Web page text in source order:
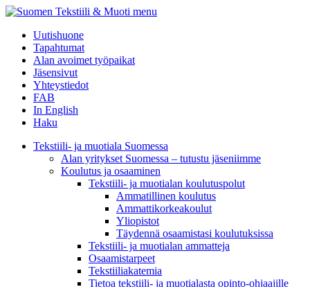
menu
Uutishuone
Tapahtumat
Alan avoimet työpaikat
Jäsensivut
Yhteystiedot
FAB
In English
Haku
Tekstiili- ja muotiala Suomessa
Alan yritykset Suomessa – tutustu jäseniimme
Koulutus ja osaaminen
Tekstiili- ja muotialan koulutuspolut
Ammatillinen koulutus
Ammattikorkeakoulut
Yliopistot
Täydennä osaamistasi koulutuksissa
Tekstiili- ja muotialan ammatteja
Osaamistarpeet
Tekstiiliakatemia
Tietoa tekstiili- ja muotialasta opinto-ohjaajille